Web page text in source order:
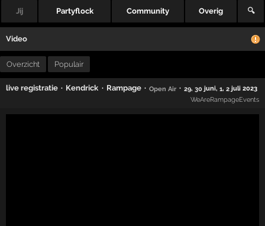
Jij Partyflock Community Overig 🔍
Video
Overzicht Populair
live registratie · Kendrick · Rampage · Open Air · 29,30 juni,1,2 juli 2023
WeAreRampageEvents